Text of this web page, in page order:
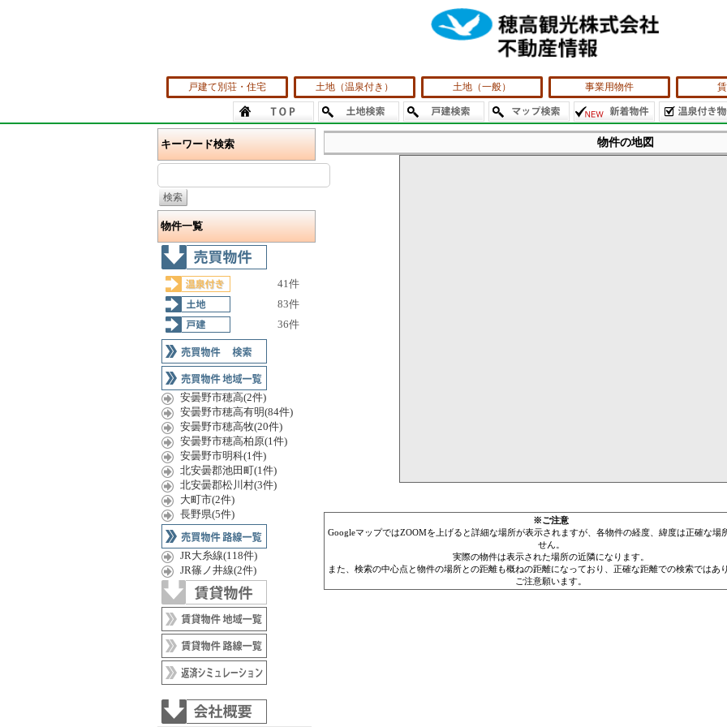
戸建て別荘・住宅 土地（温泉付き） 土地（一般） 事業用物件
キーワード検索
物件一覧
41件
83件
36件
安曇野市穂高(2件)
安曇野市穂高有明(84件)
安曇野市穂高牧(20件)
安曇野市穂高柏原(1件)
安曇野市明科(1件)
北安曇郡池田町(1件)
北安曇郡松川村(3件)
大町市(2件)
長野県(5件)
JR大糸線(118件)
JR篠ノ井線(2件)
物件の地図
※ご注意
GoogleマップではZOOMを上げると詳細な場所が表示されますが、各物件の経度、緯度は正確な場
せん。
実際の物件は表示された場所の近隣になります。
また、検索の中心点と物件の場所との距離も概ねの距離になっており、正確な距離での検索ではあ
ご注意願います。